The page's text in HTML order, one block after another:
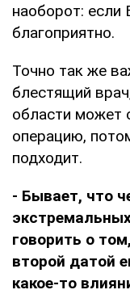
наоборот: если
благоприятно.
Точно так же
блестящий
области может
операцию,
подходит.
- Бывает, что
говорить о
второй датой
какое-то